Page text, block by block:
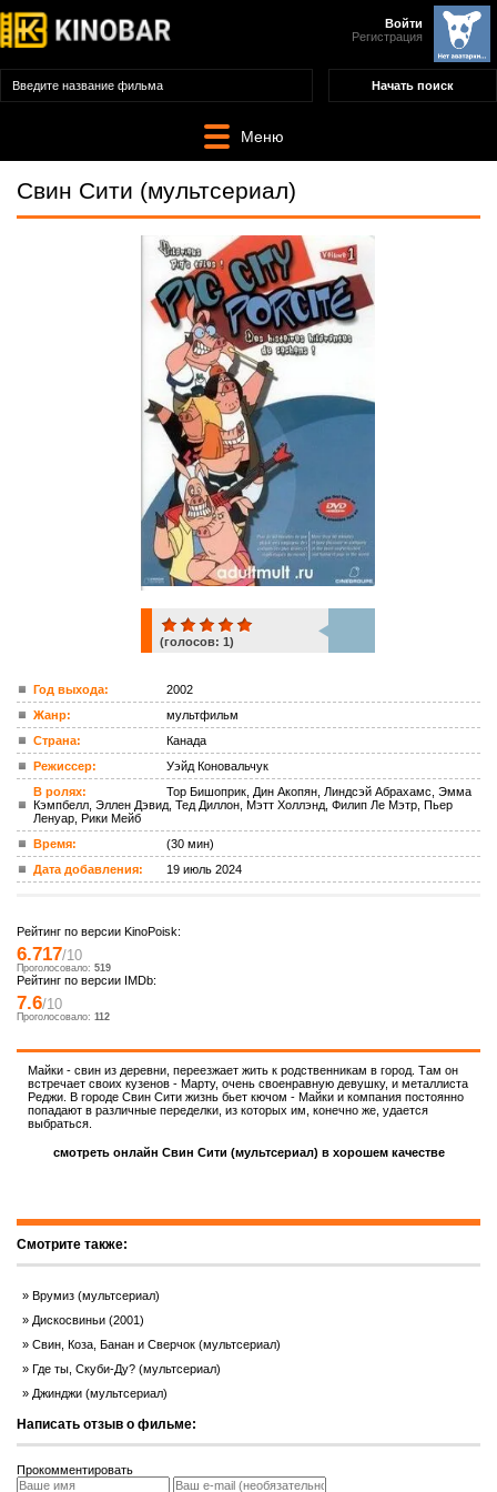
Войти
Регистрация
Меню
Свин Сити (мультсериал)
ком.
(голосов: 1)
Год выхода:
2002
Жанр:
мультфильм
Страна:
Канада
Режиссер:
Уэйд Коновальчук
В ролях:
Тор Бишоприк, Дин Акопян, Линдсэй Абрахамс, Эмма
Кэмпбелл, Эллен Дэвид, Тед Диллон, Мэтт Холлэнд, Филип Ле Мэтр, Пьер
Ленуар, Рики Мейб
Время:
(30 мин)
Дата добавления:
19 июль 2024
Рейтинг по версии KinoPoisk:
6.717/10
Проголосовало: 519
Рейтинг по версии IMDb:
7.6/10
Проголосовало: 112
Майки - свин из деревни, переезжает жить к родственникам в город. Там он
встречает своих кузенов - Марту, очень своенравную девушку, и металлиста
Реджи. В городе Свин Сити жизнь бьет кючом - Майки и компания постоянно
попадают в различные переделки, из которых им, конечно же, удается
выбраться.
смотреть онлайн Свин Сити (мультсериал) в хорошем качестве
Смотрите также:
Врумиз (мультсериал)
Дискосвиньи (2001)
Свин, Коза, Банан и Сверчок (мультсериал)
Где ты, Скуби-Ду? (мультсериал)
Джинджи (мультсериал)
Написать отзыв о фильме:
Прокомментировать